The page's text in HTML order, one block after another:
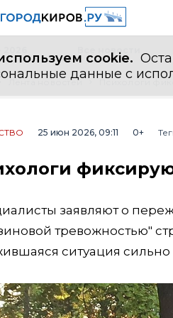
сайта
cookie.
данные с
Все новости
Лента новостей
25 июн 2026, 09:11 0+
заявляют о
тревожностью"
ситуация